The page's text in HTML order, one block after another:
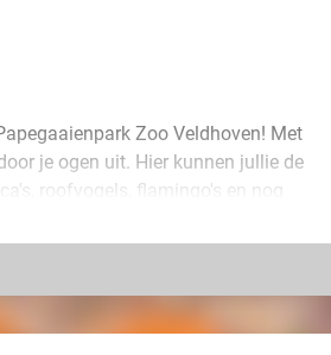
Zoo Veldhoven! Met
je ogen uit. Hier kunnen jullie de
roofvogels, flamingo's en nog
met speciale nootjes bij de
waar je heerlijk kunt